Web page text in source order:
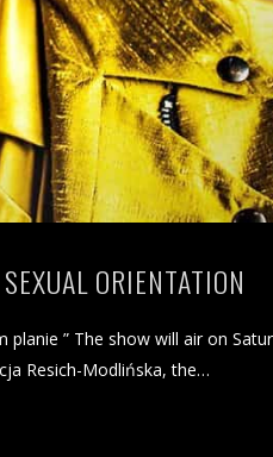
ORIENTATION
planie ” The show will air on
Resich-Modlińska, the…